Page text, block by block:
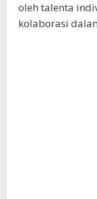
oleh talenta
kolaborasi